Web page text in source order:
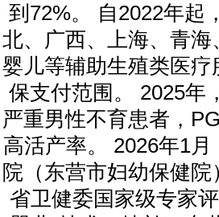
到72%。 自2022年起
北、广西、上海、青海
婴儿等辅助生殖类医疗
保支付范围。 2025年
严重男性不育患者，
高活产率。 2026年1
院（东营市妇幼保健
省卫健委国家级专家